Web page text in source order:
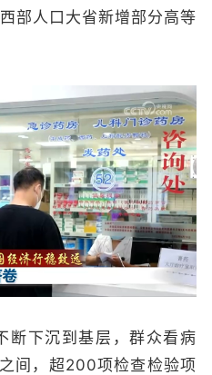
部人口大省新增部分高等
断下沉到基层，群众看病
间，超200项检查检验项